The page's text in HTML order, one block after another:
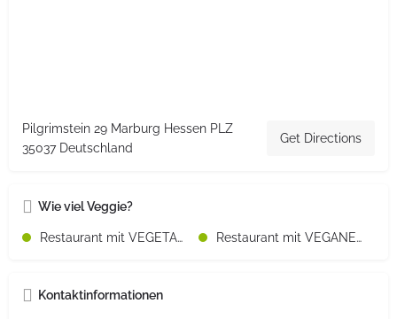
Pilgrimstein 29 Marburg Hessen PLZ
35037 Deutschland
Get Directions
Wie viel Veggie?
Restaurant mit VEGETARISCHEN Speisen Restaurant mit VEGANEN Speisen
Kontaktinformationen